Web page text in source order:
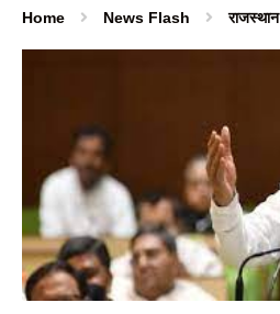
Home News Flash राजस्थान